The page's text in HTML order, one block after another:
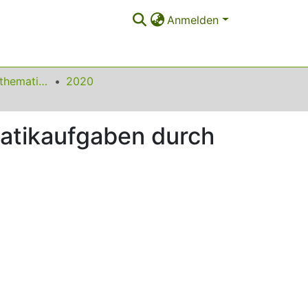
Anmelden
Beiträge zum Mathematikunterricht 2020
durch